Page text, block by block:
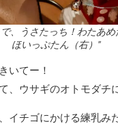
、うさたっち！わたあ
ほいっぷたん（右）”
いてー！
、ウサギのオトモダチ
イチゴにかける練乳み